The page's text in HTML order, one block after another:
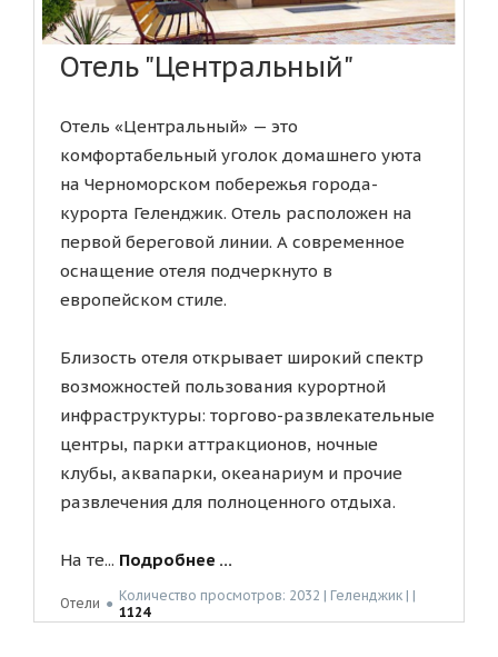
Отель "Центральный"
Отель «Центральный» — это
комфортабельный уголок домашнего уюта
на Черноморском побережья города-
курорта Геленджик. Отель расположен на
первой береговой линии. А современное
оснащение отеля подчеркнуто в
европейском стиле.
Близость отеля открывает широкий спектр
возможностей пользования курортной
инфраструктуры: торгово-развлекательные
центры, парки аттракционов, ночные
клубы, аквапарки, океанариум и прочие
развлечения для полноценного отдыха.
На те... Подробнее ...
Отели ● Количество просмотров: 2032 | Геленджик | |
1124